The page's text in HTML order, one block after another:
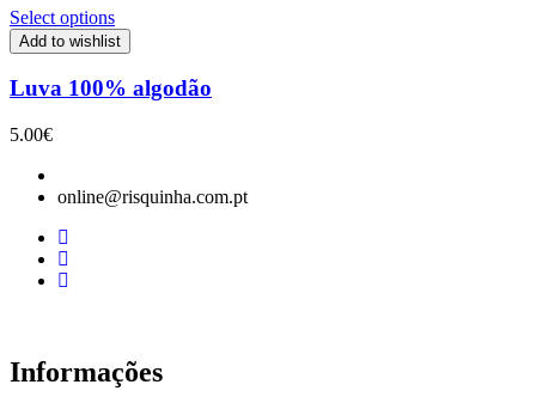
Select options
Add to wishlist
Luva 100% algodão
5.00€
online@risquinha.com.pt
Informações